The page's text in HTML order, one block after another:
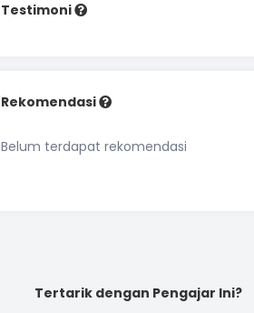
Testimoni
Rekomendasi
Belum terdapat rekomendasi
Tertarik dengan Pengajar Ini?